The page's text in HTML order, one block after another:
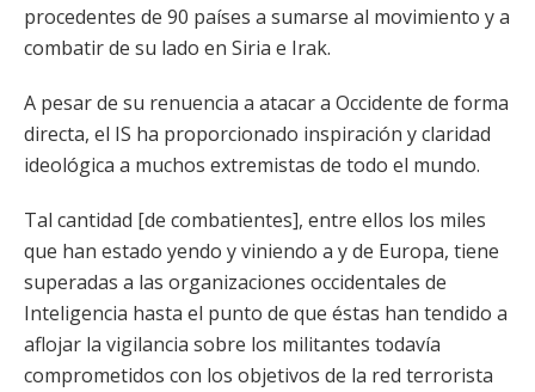
procedentes de 90 países a sumarse al movimiento y a
combatir de su lado en Siria e Irak.
A pesar de su renuencia a atacar a Occidente de forma
directa, el IS ha proporcionado inspiración y claridad
ideológica a muchos extremistas de todo el mundo.
Tal cantidad [de combatientes], entre ellos los miles
que han estado yendo y viniendo a y de Europa, tiene
superadas a las organizaciones occidentales de
Inteligencia hasta el punto de que éstas han tendido a
aflojar la vigilancia sobre los militantes todavía
comprometidos con los objetivos de la red terrorista